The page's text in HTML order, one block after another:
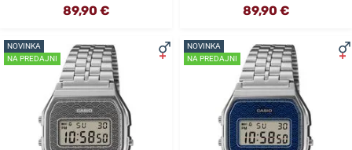
89,90 € 89,90 €
NOVINKA
NA PREDAJNI
NOVINKA
NA PREDAJNI